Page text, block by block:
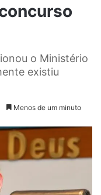
o Ministério
existiu
Menos de um minuto